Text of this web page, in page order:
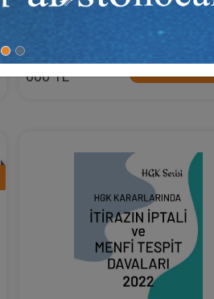
Hakkında Hukuk Genel Ku...
Prof. Dr. Şebnem AKİPEK ÖCAL
1000 TL
600 TL